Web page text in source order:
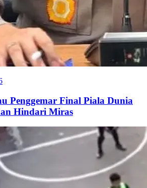
Penggemar Final Piala Dunia
Hindari Miras